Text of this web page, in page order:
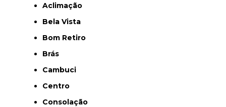
Aclimação
Bela Vista
Bom Retiro
Brás
Cambuci
Centro
Consolação